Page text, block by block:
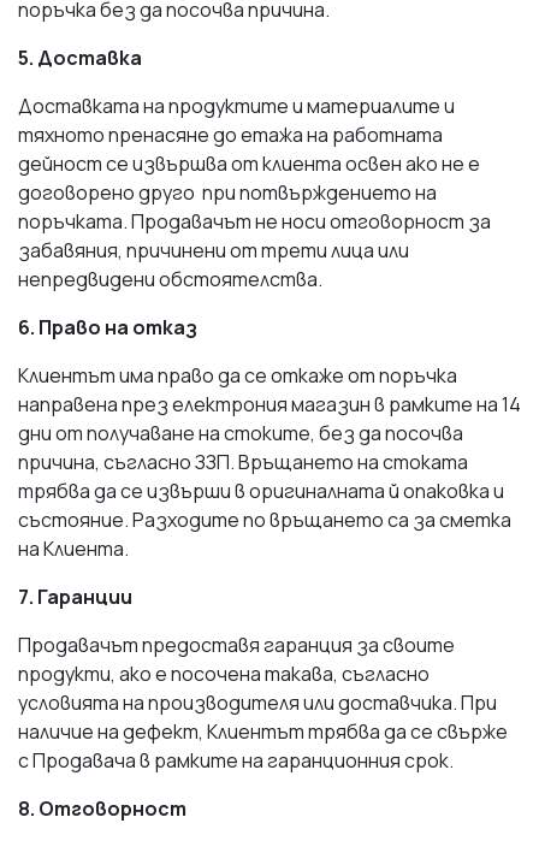
поръчка без да посочва причина.
5. Доставка
Доставката на продуктите и материалите и
тяхното пренасяне до етажа на работната
дейност се извършва от клиента освен ако не е
договорено друго при потвърждението на
поръчката. Продавачът не носи отговорност за
забавяния, причинени от трети лица или
непредвидени обстоятелства.
6. Право на отказ
Клиентът има право да се откаже от поръчка
направена през електрония магазин в рамките на 14
дни от получаване на стоките, без да посочва
причина, съгласно ЗЗП. Връщането на стоката
трябва да се извърши в оригиналната й опаковка и
състояние. Разходите по връщането са за сметка
на Клиента.
7. Гаранции
Продавачът предоставя гаранция за своите
продукти, ако е посочена такава, съгласно
условията на производителя или доставчика. При
наличие на дефект, Клиентът трябва да се свърже
с Продавача в рамките на гаранционния срок.
8. Отговорност